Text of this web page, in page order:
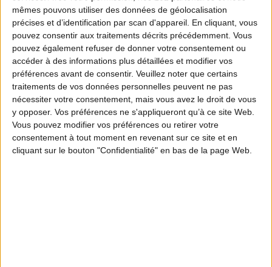
mêmes pouvons utiliser des données de géolocalisation
précises et d’identification par scan d'appareil. En cliquant, vous
pouvez consentir aux traitements décrits précédemment. Vous
pouvez également refuser de donner votre consentement ou
accéder à des informations plus détaillées et modifier vos
préférences avant de consentir. Veuillez noter que certains
traitements de vos données personnelles peuvent ne pas
nécessiter votre consentement, mais vous avez le droit de vous
y opposer. Vos préférences ne s'appliqueront qu’à ce site Web.
Vous pouvez modifier vos préférences ou retirer votre
consentement à tout moment en revenant sur ce site et en
cliquant sur le bouton "Confidentialité" en bas de la page Web.